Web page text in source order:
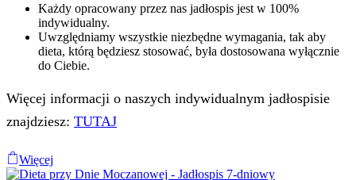
Każdy opracowany przez nas jadłospis jest w 100%
indywidualny.
Uwzględniamy wszystkie niezbędne wymagania, tak aby
dieta, którą będziesz stosować, była dostosowana wyłącznie
do Ciebie.
Więcej informacji o naszych indywidualnym jadłospisie
znajdziesz: TUTAJ
Więcej